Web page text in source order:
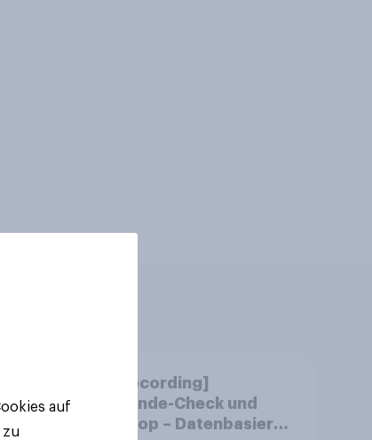
[CH Recording]
Gemeinde-Check und
StratPop – Datenbasierte
auf
zu